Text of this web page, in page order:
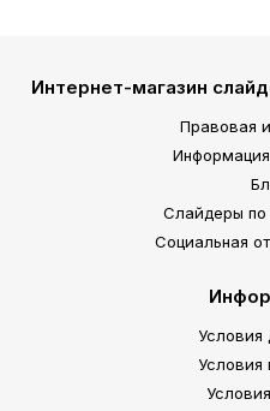
Интернет-магазин
Правовая
Слайдеры
Социальная
Условия
Условия